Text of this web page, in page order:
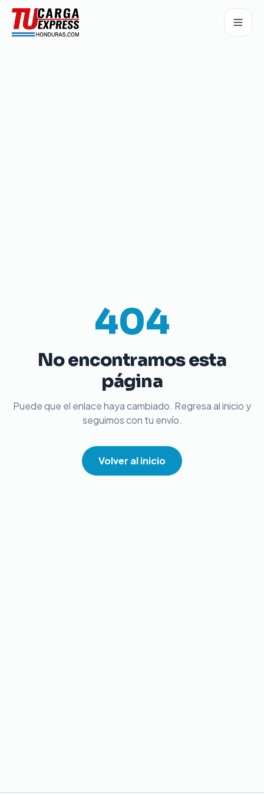
404
No encontramos esta
página
Puede que el enlace haya cambiado. Regresa al inicio y
seguimos con tu envío.
Volver al inicio